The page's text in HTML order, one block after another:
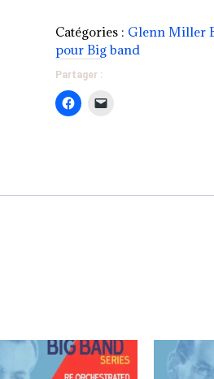
brown
jug
(fast
swing)
Catégories : Glenn Miller
pour Big band
Partager :